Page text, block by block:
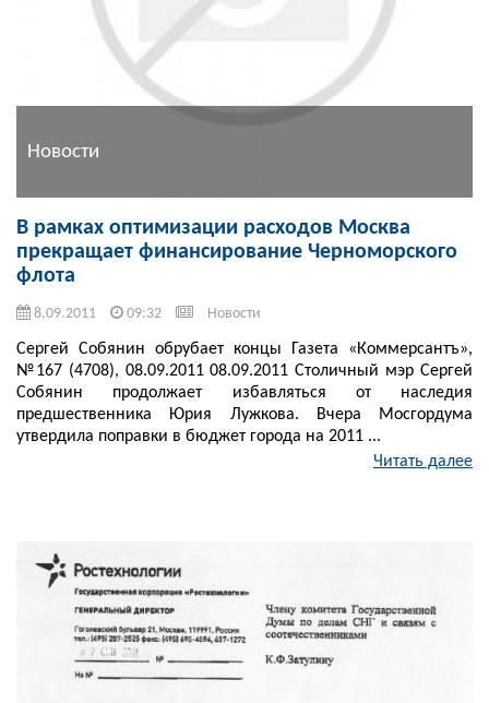
Новости
В рамках оптимизации расходов Москва
прекращает финансирование Черноморского
флота
8.09.2011 09:32 Новости
Сергей Собянин обрубает концы Газета «Коммерсантъ»,
№167 (4708), 08.09.2011 08.09.2011 Столичный мэр Сергей
Собянин продолжает избавляться от наследия
предшественника Юрия Лужкова. Вчера Мосгордума
утвердила поправки в бюджет города на 2011 ...
Читать далее